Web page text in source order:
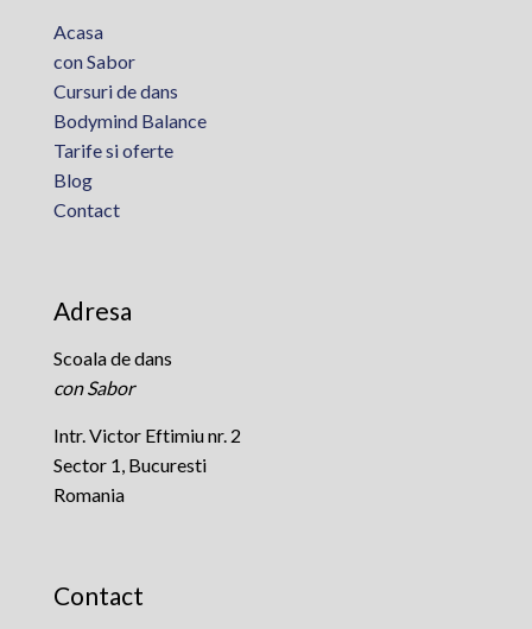
Acasa
con Sabor
Cursuri de dans
Bodymind Balance
Tarife si oferte
Blog
Contact
Adresa
Scoala de dans
con Sabor
Intr. Victor Eftimiu nr. 2
Sector 1, Bucuresti
Romania
Contact